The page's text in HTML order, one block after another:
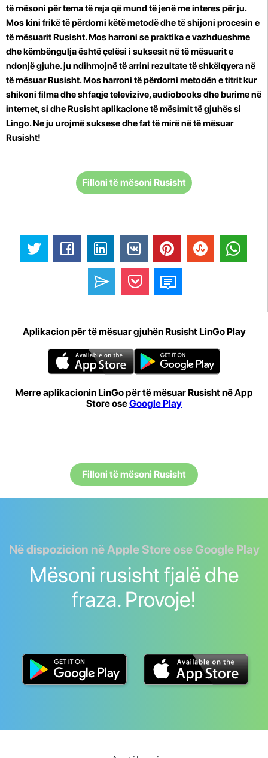
të mësoni për tema të reja që mund të jenë me interes për ju.
Mos kini frikë të përdorni këtë metodë dhe të shijoni procesin e
të mësuarit Rusisht. Mos harroni se praktika e vazhdueshme
dhe këmbëngulja është çelësi i suksesit në të mësuarit e
ndonjë gjuhe. ju ndihmojnë të arrini rezultate të shkëlqyera në
të mësuar Rusisht. Mos harroni të përdorni metodën e titrit kur
shikoni filma dhe shfaqje televizive, audiobooks dhe burime në
internet, si dhe Rusisht aplikacione të mësimit të gjuhës si
Lingo. Ne ju urojmë suksese dhe fat të mirë në të mësuar
Rusisht!
Filloni të mësoni Rusisht
Aplikacion për të mësuar gjuhën Rusisht LinGo Play
Merre aplikacionin LinGo për të mësuar Rusisht në App
Store oseGoogle Play
Filloni të mësoni Rusisht
Në dispozicion në Apple Store ose Google Play
Mësoni rusisht fjalë dhe
fraza. Provoje!